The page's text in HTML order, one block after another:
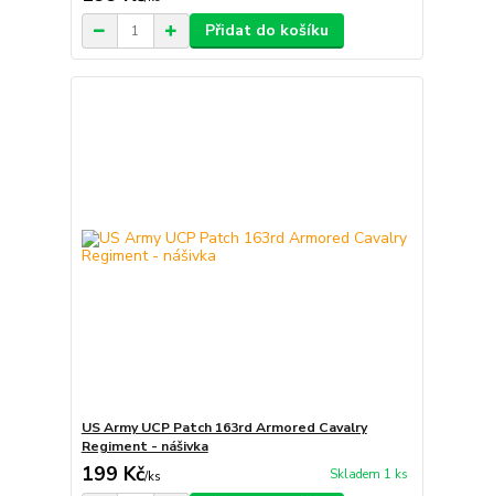
Přidat do košíku
US Army UCP Patch 163rd Armored Cavalry
Regiment - nášivka
199 Kč/ks Skladem 1 ks